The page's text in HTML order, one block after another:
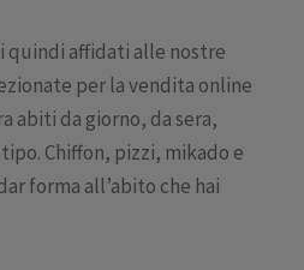
quindi affidati alle nostre
per la vendita online
abiti da giorno, da sera,
Chiffon, pizzi, mikado e
forma all’abito che hai